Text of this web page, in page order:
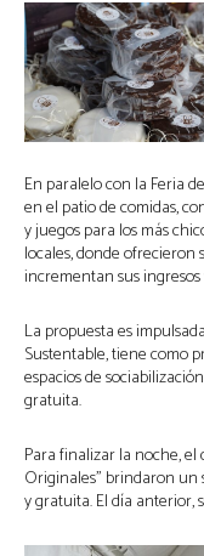
En paralelo con la Feria
en el patio de comidas,
y juegos para los más
locales, donde ofrecieron
incrementan sus
La propuesta es
Sustentable, tiene como
espacios de
gratuita.
Para finalizar la noche,
Originales” brindaron un
y gratuita. El día anterior,